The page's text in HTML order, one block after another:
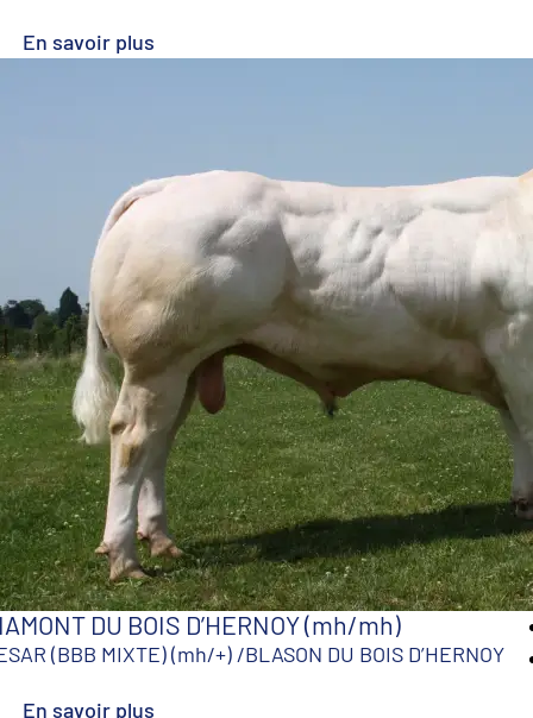
En savoir plus
DU BOIS D’HERNOY (mh/mh)
(BBB MIXTE) (mh/+) /BLASON DU BOIS D’HERNOY
En savoir plus